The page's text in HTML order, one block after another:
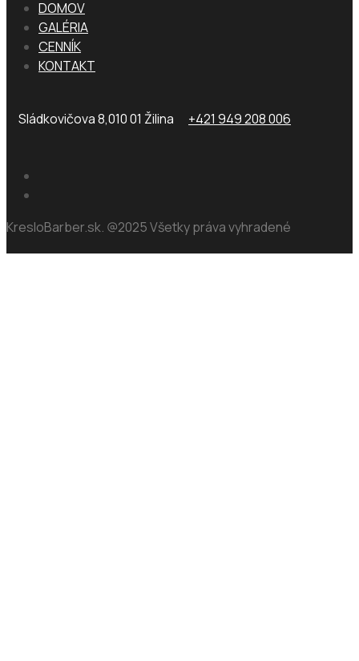
DOMOV
GALÉRIA
CENNÍK
KONTAKT
Sládkovičova 8,010 01 Žilina +421 949 208 006
KresloBarber.sk. @2025 Všetky práva vyhradené